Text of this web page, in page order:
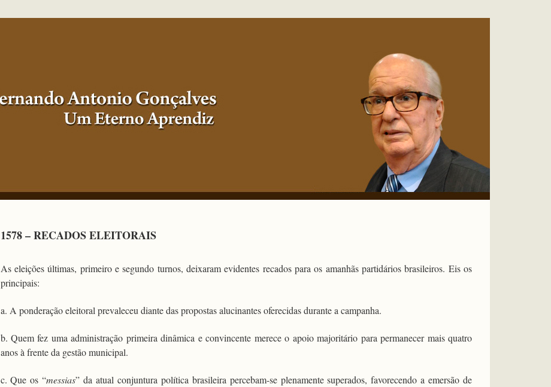
1578 – RECADOS ELEITORAIS
As eleições últimas, primeiro e segundo turnos, deixaram evidentes recados para os amanhãs partidários brasileiros. Eis os
principais:
a. A ponderação eleitoral prevaleceu diante das propostas alucinantes oferecidas durante a campanha.
b. Quem fez uma administração primeira dinâmica e convincente merece o apoio majoritário para permanecer mais quatro
anos à frente da gestão municipal.
c. Que os “messias” da atual conjuntura política brasileira percebam-se plenamente superados, favorecendo a emersão de